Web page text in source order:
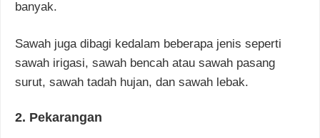
banyak.
Sawah juga dibagi kedalam beberapa jenis seperti
sawah irigasi, sawah bencah atau sawah pasang
surut, sawah tadah hujan, dan sawah lebak.
2. Pekarangan